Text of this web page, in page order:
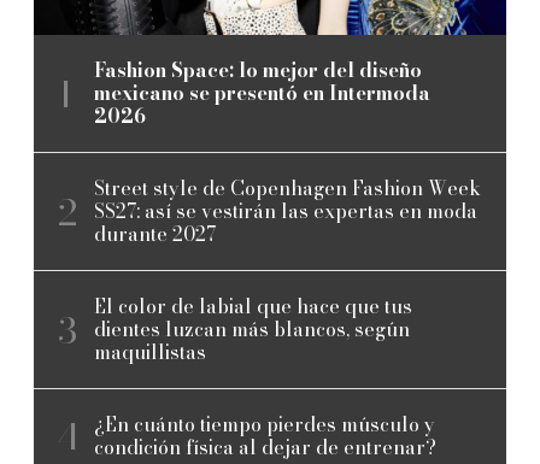
Fashion Space: lo mejor del diseño
mexicano se presentó en Intermoda
2026
Street style de Copenhagen Fashion Week
SS27: así se vestirán las expertas en moda
durante 2027
El color de labial que hace que tus
dientes luzcan más blancos, según
maquillistas
¿En cuánto tiempo pierdes músculo y
condición física al dejar de entrenar?